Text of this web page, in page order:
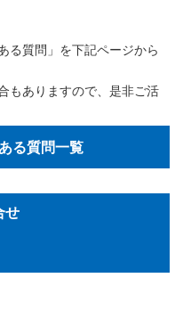
る質問」を下記ページから
もありますので、是非ご活
る質問一覧
せ